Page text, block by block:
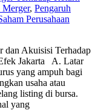
Merger, Pengaruh
Perusahaan
dan Akuisisi Terhadap
Jakarta A. Latar
yang ampuh bagi
usaha atau
listing di bursa.
yang